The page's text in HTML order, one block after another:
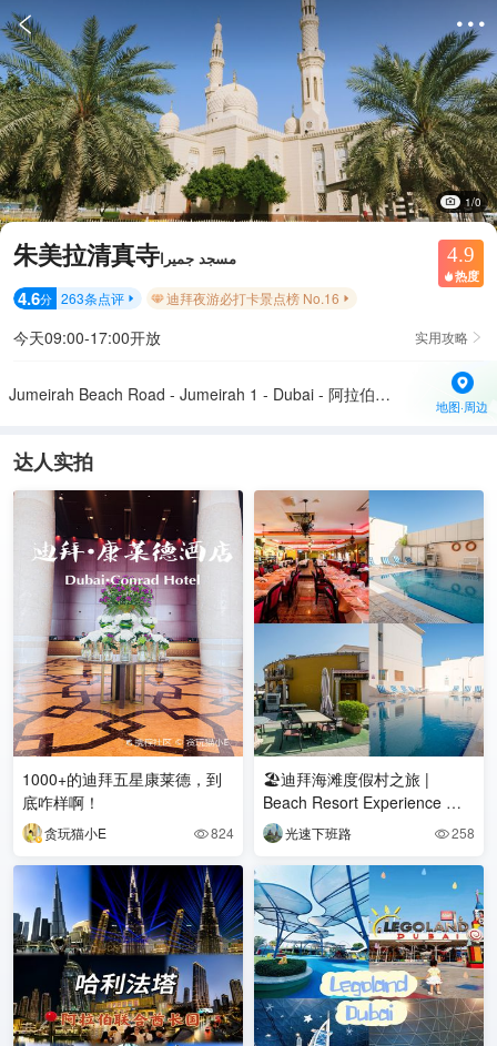
 
1/0
朱美拉清真寺مسجد جميرا 4.9
 热度
4.6分 263条点评  迪拜夜游必打卡景点榜 No.16 
今天09:00-17:00开放 实用攻略 
Jumeirah Beach Road - Jumeirah 1 - Dubai - 阿拉伯联合酋长国
地图·周边
达人实拍
1000+的迪拜五星康莱德，到
底咋样啊！
贪玩猫小E 824
🏖️迪拜海滩度假村之旅 |
Beach Resort Experience 🌟
酒店：丽晶海滩度假
光速下班路 258